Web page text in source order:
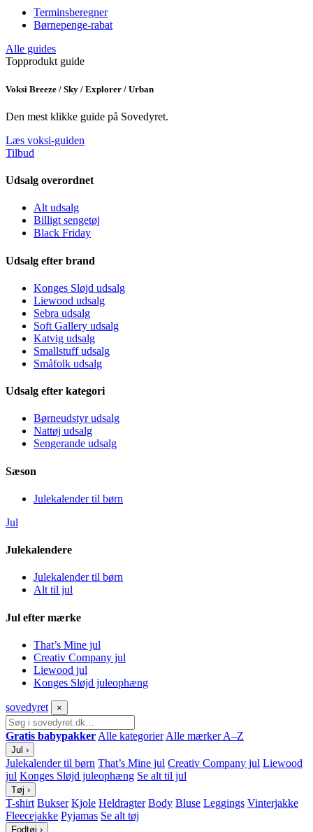
Terminsberegner
Børnepenge-rabat
Alle guides
Topprodukt guide
Voksi Breeze / Sky / Explorer / Urban
Den mest klikke guide på Sovedyret.
Læs voksi-guiden
Tilbud
Udsalg overordnet
Alt udsalg
Billigt sengetøj
Black Friday
Udsalg efter brand
Konges Sløjd udsalg
Liewood udsalg
Sebra udsalg
Soft Gallery udsalg
Katvig udsalg
Smallstuff udsalg
Småfolk udsalg
Udsalg efter kategori
Børneudstyr udsalg
Nattøj udsalg
Sengerande udsalg
Sæson
Julekalender til børn
Jul
Julekalendere
Julekalender til børn
Alt til jul
Jul efter mærke
That’s Mine jul
Creativ Company jul
Liewood jul
Konges Sløjd juleophæng
sovedyret ×
Gratis babypakker Alle kategorier Alle mærker A–Z
Jul ›
Julekalender til børn That’s Mine jul Creativ Company jul Liewood
jul Konges Sløjd juleophæng Se alt til jul
Tøj ›
T-shirt Bukser Kjole Heldragter Body Bluse Leggings Vinterjakke
Fleecejakke Pyjamas Se alt tøj
Fodtøj ›